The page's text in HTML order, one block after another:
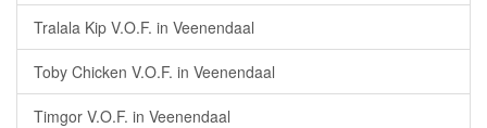
Tralala Kip V.O.F. in Veenendaal
Toby Chicken V.O.F. in Veenendaal
Timgor V.O.F. in Veenendaal